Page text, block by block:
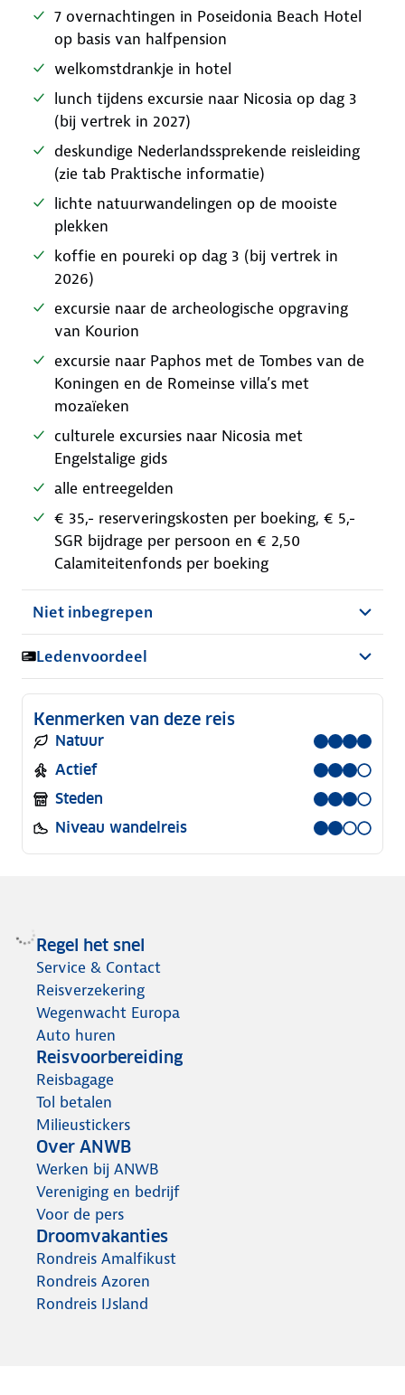
7 overnachtingen in Poseidonia Beach Hotel
op basis van halfpension
welkomstdrankje in hotel
lunch tijdens excursie naar Nicosia op dag 3
(bij vertrek in 2027)
deskundige Nederlandssprekende reisleiding
(zie tab Praktische informatie)
lichte natuurwandelingen op de mooiste
plekken
koffie en poureki op dag 3 (bij vertrek in
2026)
excursie naar de archeologische opgraving
van Kourion
excursie naar Paphos met de Tombes van de
Koningen en de Romeinse villa’s met
mozaïeken
culturele excursies naar Nicosia met
Engelstalige gids
alle entreegelden
€ 35,- reserveringskosten per boeking, € 5,-
SGR bijdrage per persoon en € 2,50
Calamiteitenfonds per boeking
Niet inbegrepen
Ledenvoordeel
Kenmerken van deze reis
Natuur
Actief
Steden
Niveau wandelreis
Regel het snel
Service & Contact
Reisverzekering
Wegenwacht Europa
Auto huren
Reisvoorbereiding
Reisbagage
Tol betalen
Milieustickers
Over ANWB
Werken bij ANWB
Vereniging en bedrijf
Voor de pers
Droomvakanties
Rondreis Amalfikust
Rondreis Azoren
Rondreis IJsland